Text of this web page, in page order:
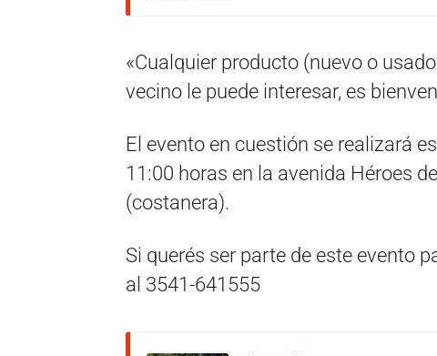
«Cualquier producto (nuevo o
vecino le puede interesar, es
El evento en cuestión se realizará
11:00 horas en la avenida Héroes
(costanera).
Si querés ser parte de este evento
al 3541-641555